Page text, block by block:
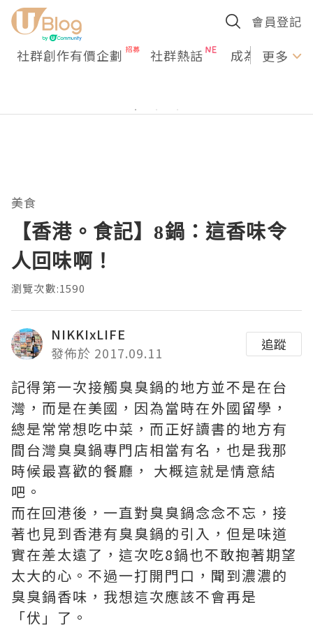
會員登記
社群創作有價企劃 社群熱話 成為U更多
美食
【香港。食記】8鍋：這香味令
人回味啊！
瀏覽次數:1590
NIKKIxLIFE
發佈於 2017.09.11
追蹤
記得第一次接觸臭臭鍋的地方並不是在台
灣，而是在美國，因為當時在外國留學，
總是常常想吃中菜，而正好讀書的地方有
間台灣臭臭鍋專門店相當有名，也是我那
時候最喜歡的餐廳， 大概這就是情意結
吧。
而在回港後，一直對臭臭鍋念念不忘，接
著也見到香港有臭臭鍋的引入，但是味道
實在差太遠了，這次吃8鍋也不敢抱著期望
太大的心。不過一打開門口，聞到濃濃的
臭臭鍋香味，我想這次應該不會再是
「伏」了。